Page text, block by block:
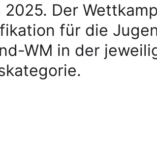
2025. Der
für die
WM in der